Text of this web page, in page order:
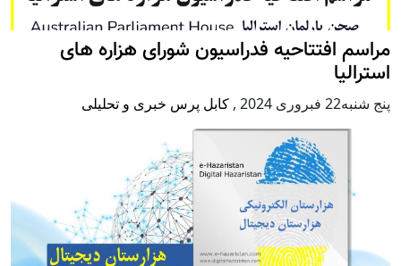
مراسم افتتاحیه فدراسیون شورای هزاره های
استرالیا
پنج شنبه22 فبروری 2024 , کابل پرس خبری و تحلیلی